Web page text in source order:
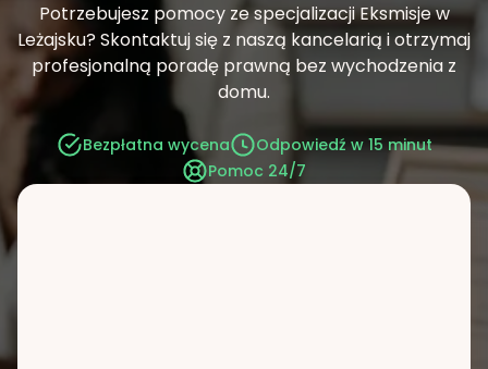
Potrzebujesz pomocy ze specjalizacji Eksmisje w
Leżajsku?Skontaktuj się z naszą kancelarią i otrzymaj
profesjonalną poradę prawną bez wychodzenia z
domu.
Bezpłatna wycena
Odpowiedź w 15 minut
Pomoc 24/7